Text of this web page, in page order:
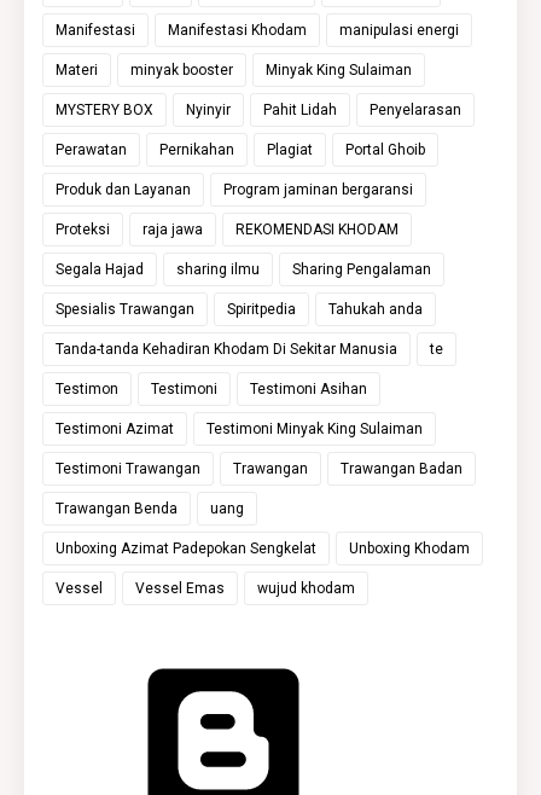
Manifestasi Manifestasi Khodam manipulasi energi
Materi minyak booster Minyak King Sulaiman
MYSTERY BOX Nyinyir Pahit Lidah Penyelarasan
Perawatan Pernikahan Plagiat Portal Ghoib
Produk dan Layanan Program jaminan bergaransi
Proteksi raja jawa REKOMENDASI KHODAM
Segala Hajad sharing ilmu Sharing Pengalaman
Spesialis Trawangan Spiritpedia Tahukah anda
Tanda-tanda Kehadiran Khodam Di Sekitar Manusia te
Testimon Testimoni Testimoni Asihan
Testimoni Azimat Testimoni Minyak King Sulaiman
Testimoni Trawangan Trawangan Trawangan Badan
Trawangan Benda uang
Unboxing Azimat Padepokan Sengkelat Unboxing Khodam
Vessel Vessel Emas wujud khodam